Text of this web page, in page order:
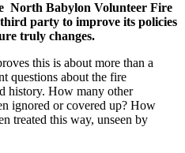
North Babylon Volunteer Fire
party to improve its policies
truly changes.
this is about more than a
questions about the fire
history. How many other
ignored or covered up? How
treated this way, unseen by